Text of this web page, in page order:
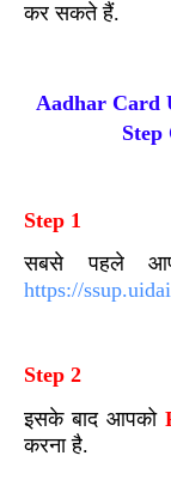
कर सकते हैं.
Aadhar Card
Step
Step 1
सबसे पहले
https://
Step 2
इसके बाद आपको
करना है.